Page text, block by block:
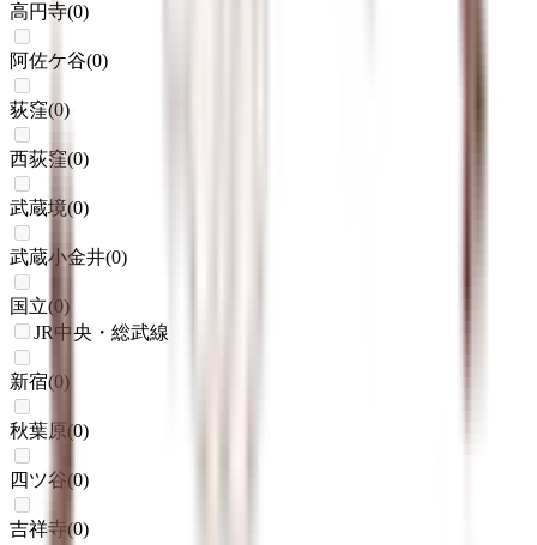
高円寺(0)
阿佐ケ谷(0)
荻窪(0)
西荻窪(0)
武蔵境(0)
武蔵小金井(0)
国立(0)
JR中央・総武線
新宿(0)
秋葉原(0)
四ツ谷(0)
吉祥寺(0)